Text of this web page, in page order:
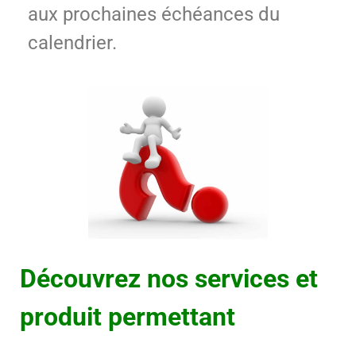
aux prochaines échéances du
calendrier.
Découvrez nos services et
produit permettant